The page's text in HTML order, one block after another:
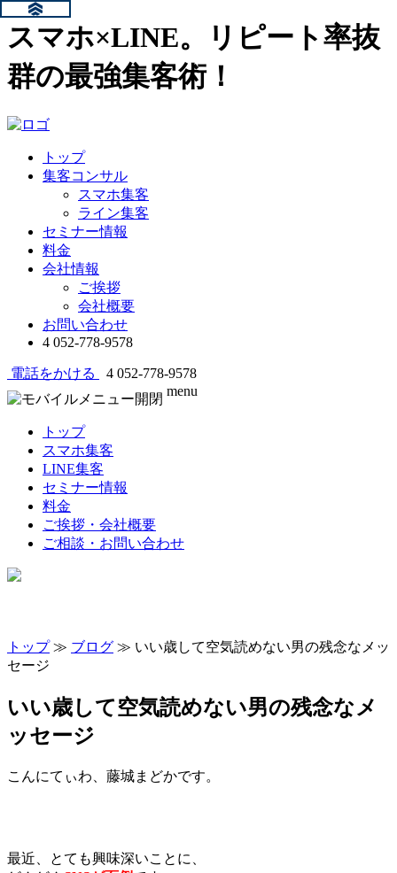
スマホ×LINE。リピート率抜
群の最強集客術！
トップ
集客コンサル
スマホ集客
ライン集客
セミナー情報
料金
会社情報
ご挨拶
会社概要
お問い合わせ
4 052-778-9578
電話をかける 4 052-778-9578
menu
トップ
スマホ集客
LINE集客
セミナー情報
料金
ご挨拶・会社概要
ご相談・お問い合わせ
トップ≫ ブログ ≫ いい歳して空気読めない男の残念なメッ
セージ
いい歳して空気読めない男の残念なメ
ッセージ
こんにてぃわ、藤城まどかです。
最近、とても興味深いことに、